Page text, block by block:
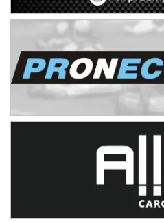
Trenque Lauquen (Buenos Aires)
ENTRERRIANO - F6 (POSTERGADA)
Parque de la Velocidad (Asfalto)
Villaguay (Entre Ríos)
VICTORIENSE - F7
Moto Club Reginense (Tierra)
Gral. E. Godoy (Río Negro)
Humboldt (Santa Fe)